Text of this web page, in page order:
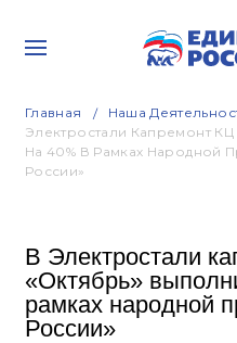
Главная Наша
Электростали Капремонт
На 40% В Рамках Народной
России»
В Электростали
«Октябрь»
рамках народной
России»